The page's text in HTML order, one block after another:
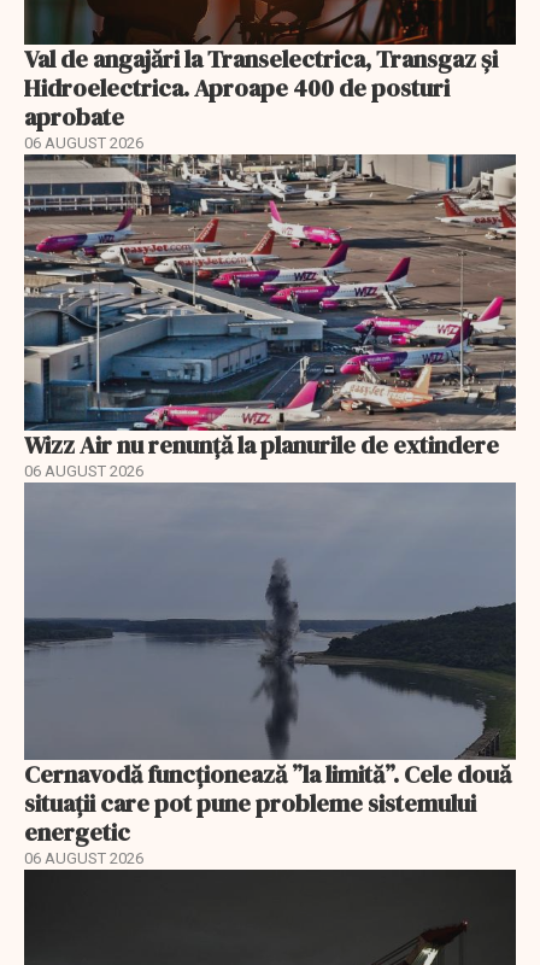
Val de angajări la Transelectrica, Transgaz și
Hidroelectrica. Aproape 400 de posturi
aprobate
06 AUGUST 2026
Wizz Air nu renunță la planurile de extindere
06 AUGUST 2026
Cernavodă funcționează ”la limită”. Cele două
situații care pot pune probleme sistemului
energetic
06 AUGUST 2026